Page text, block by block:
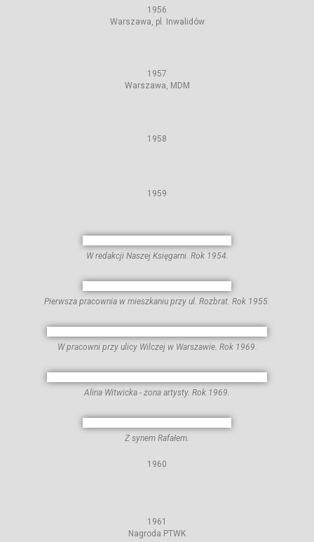
1956
Warszawa, pl. Inwalidów
1957
Warszawa, MDM
1958
1959
W redakcji Naszej Księgarni. Rok 1954.
Pierwsza pracownia w mieszkaniu przy ul. Rozbrat. Rok 1955.
W pracowni przy ulicy Wilczej w Warszawie. Rok 1969.
Alina Witwicka - żona artysty. Rok 1969.
Z synem Rafałem.
1960
1961
Nagroda PTWK